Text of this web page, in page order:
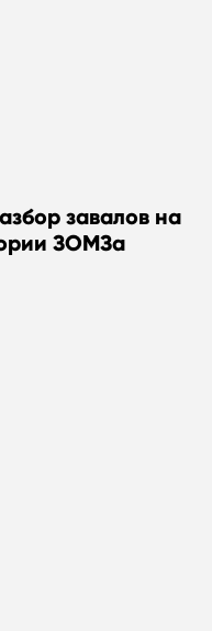
завалов на
ЗОМЗа